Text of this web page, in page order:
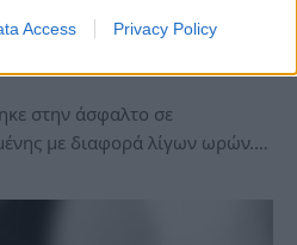
Access Privacy Policy
στην άσφαλτο σε
με διαφορά λίγων ωρών.…